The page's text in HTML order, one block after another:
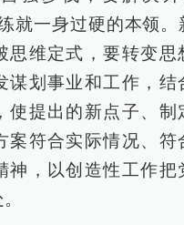
就一身过硬的本领。
思维定式，要转变思
谋划事业和工作，结
使提出的新点子、制
案符合实际情况、符
神，以创造性工作把